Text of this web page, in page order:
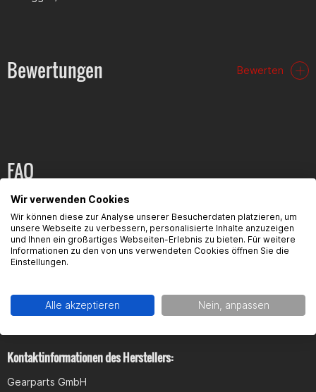
Bewertungen Bewerten
FAQ
Hier findest du die häufigsten Fragen und die dazugehörigen
Antworten zu diesem Artikel.
Produktsicherheit
Kontaktinformationen des Herstellers:
Gearparts GmbH
Wir verwenden Cookies
Wir können diese zur Analyse unserer Besucherdaten platzieren, um
unsere Webseite zu verbessern, personalisierte Inhalte anzuzeigen
und Ihnen ein großartiges Webseiten-Erlebnis zu bieten. Für weitere
Informationen zu den von uns verwendeten Cookies öffnen Sie die
Einstellungen.
Alle akzeptieren Nein, anpassen